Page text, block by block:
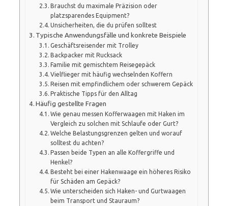
Brauchst du maximale Präzision oder
platzsparendes Equipment?
Unsicherheiten, die du prüfen solltest
Typische Anwendungsfälle und konkrete Beispiele
Geschäftsreisender mit Trolley
Backpacker mit Rucksack
Familie mit gemischtem Reisegepäck
Vielflieger mit häufig wechselnden Koffern
Reisen mit empfindlichem oder schwerem Gepäck
Praktische Tipps für den Alltag
Häufig gestellte Fragen
Wie genau messen Kofferwaagen mit Haken im
Vergleich zu solchen mit Schlaufe oder Gurt?
Welche Belastungsgrenzen gelten und worauf
solltest du achten?
Passen beide Typen an alle Koffergriffe und
Henkel?
Besteht bei einer Hakenwaage ein höheres Risiko
für Schäden am Gepäck?
Wie unterscheiden sich Haken- und Gurtwaagen
beim Transport und Stauraum?